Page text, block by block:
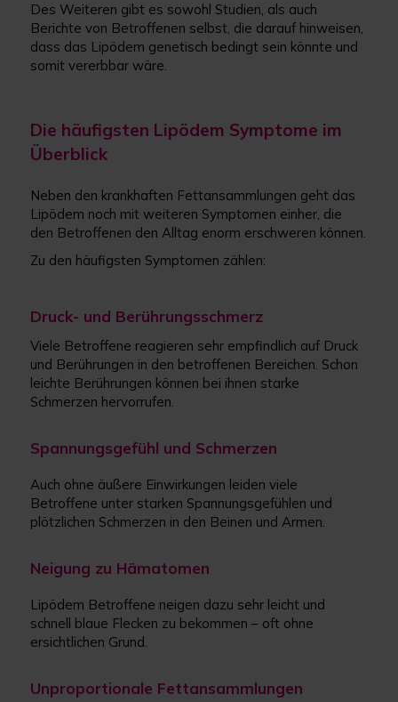
Des Weiteren gibt es sowohl Studien, als auch
Berichte von Betroffenen selbst, die darauf hinweisen,
dass das Lipödem genetisch bedingt sein könnte und
somit vererbbar wäre.
Die häufigsten Lipödem Symptome im
Überblick
Neben den krankhaften Fettansammlungen geht das
Lipödem noch mit weiteren Symptomen einher, die
den Betroffenen den Alltag enorm erschweren können.
Zu den häufigsten Symptomen zählen:
Druck- und Berührungsschmerz
Viele Betroffene reagieren sehr empfindlich auf Druck
und Berührungen in den betroffenen Bereichen. Schon
leichte Berührungen können bei ihnen starke
Schmerzen hervorrufen.
Spannungsgefühl und Schmerzen
Auch ohne äußere Einwirkungen leiden viele
Betroffene unter starken Spannungsgefühlen und
plötzlichen Schmerzen in den Beinen und Armen.
Neigung zu Hämatomen
Lipödem Betroffene neigen dazu sehr leicht und
schnell blaue Flecken zu bekommen – oft ohne
ersichtlichen Grund.
Unproportionale Fettansammlungen